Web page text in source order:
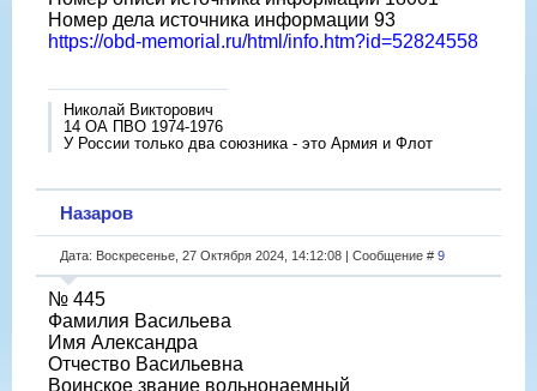
Номер дела источника информации 93
https://obd-memorial.ru/html/info.htm?id=52824558
Николай Викторович
14 ОА ПВО 1974-1976
У России только два союзника - это Армия и Флот
Назаров
Дата: Воскресенье, 27 Октября 2024, 14:12:08 | Сообщение # 9
№ 445
Фамилия Васильева
Имя Александра
Отчество Васильевна
Воинское звание вольнонаемный